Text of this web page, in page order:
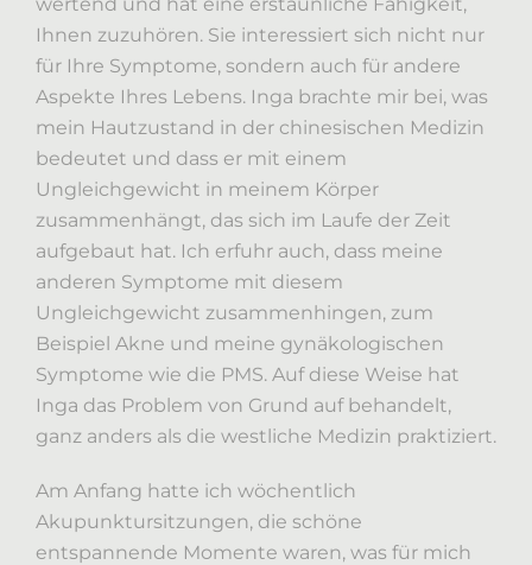
Ihnen zuzuhören. Sie interessiert sich nicht nur
für Ihre Symptome, sondern auch für andere
Aspekte Ihres Lebens. Inga brachte mir bei, was
mein Hautzustand in der chinesischen Medizin
bedeutet und dass er mit einem
Ungleichgewicht in meinem Körper
zusammenhängt, das sich im Laufe der Zeit
aufgebaut hat. Ich erfuhr auch, dass meine
anderen Symptome mit diesem
Ungleichgewicht zusammenhingen, zum
Beispiel Akne und meine gynäkologischen
Symptome wie die PMS. Auf diese Weise hat
Inga das Problem von Grund auf behandelt,
ganz anders als die westliche Medizin praktiziert.
Am Anfang hatte ich wöchentlich
Akupunktursitzungen, die schöne
entspannende Momente waren, was für mich